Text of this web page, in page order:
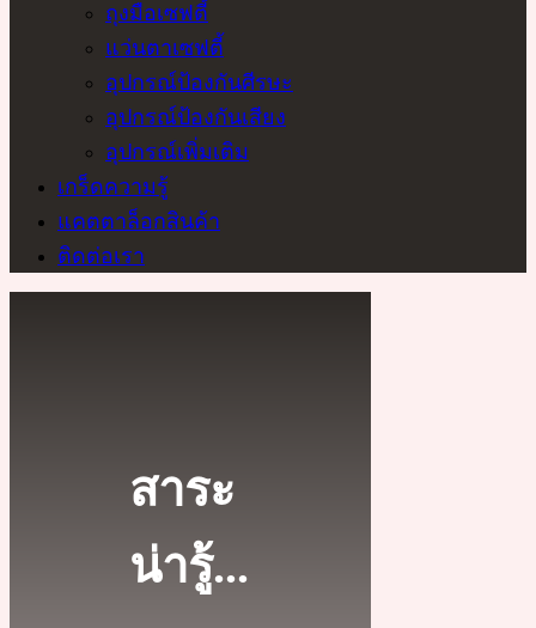
ถุงมือเซฟตี้
แว่นตาเซฟตี้
อุปกรณ์ป้องกันศีรษะ
อุปกรณ์ป้องกันเสียง
อุปกรณ์เพิ่มเติม
เกร็ดความรู้
แคตตาล็อกสินค้า
ติดต่อเรา
สาระ
น่ารู้...